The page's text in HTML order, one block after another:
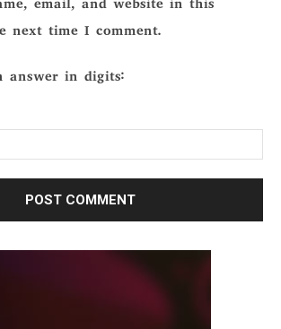
email, and website in this
next time I comment.
answer in digits: